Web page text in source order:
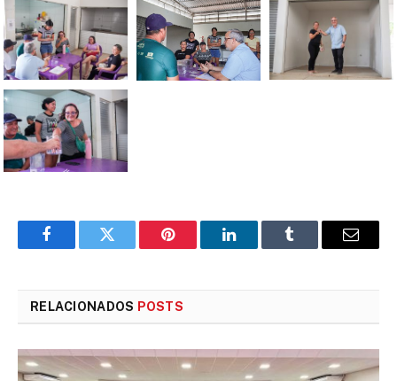
FacebookTwitter Pinterest LinkedInTumblr
E-
RELACIONADOS POSTS